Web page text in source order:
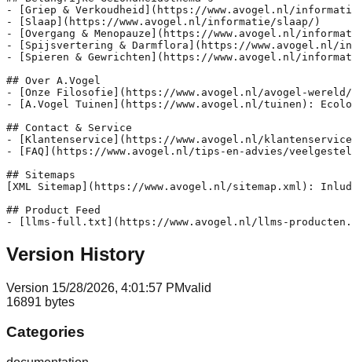
Version History
Version 15/28/2026, 4:01:57 PMvalid
16891 bytes
Categories